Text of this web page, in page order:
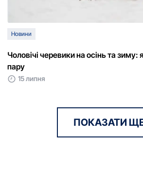
Новини
Чоловічі черевики на осінь та зиму:
пару
15 липня
ПОКАЗАТИ